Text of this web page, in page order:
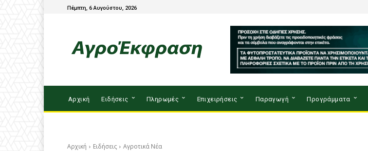
Πέμπτη, 6 Αυγούστου, 2026
Αρχική Ειδήσεις Πληρωμές Επιχειρήσεις Παραγωγή Προγράμματα
Αρχική Ειδήσεις Αγροτικά Νέα